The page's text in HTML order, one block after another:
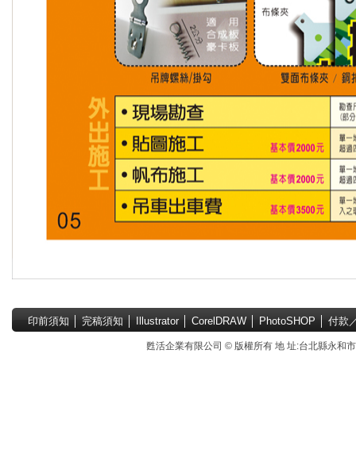
印前須知 完稿須知 Illustrator│ CorelDRAW│ PhotoSHOP 付款
甦活企業有限公司 © 版權所有 地 址:台北縣永